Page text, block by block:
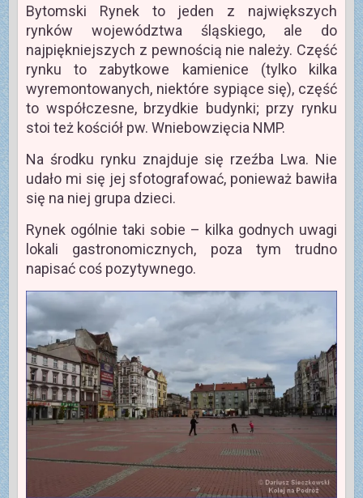
Bytomski Rynek to jeden z największych
rynków województwa śląskiego, ale do
najpiękniejszych z pewnością nie należy. Część
rynku to zabytkowe kamienice (tylko kilka
wyremontowanych, niektóre sypiące się), część
to współczesne, brzydkie budynki; przy rynku
stoi też kościół pw. Wniebowzięcia NMP.
Na środku rynku znajduje się rzeźba Lwa. Nie
udało mi się jej sfotografować, ponieważ bawiła
się na niej grupa dzieci.
Rynek ogólnie taki sobie – kilka godnych uwagi
lokali gastronomicznych, poza tym trudno
napisać coś pozytywnego.